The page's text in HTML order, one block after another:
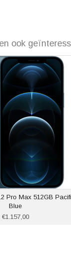
ook
Pro Max 512GB
Blue
€1.157,00